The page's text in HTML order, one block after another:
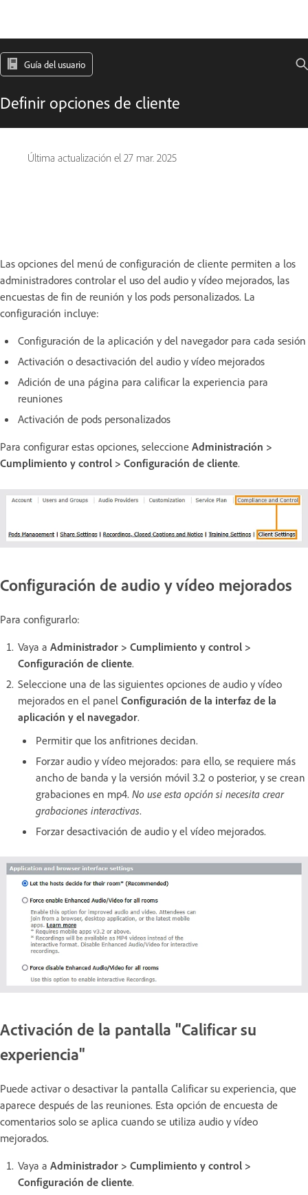
Guía del usuario
Definir opciones de cliente
Última actualización el 27 mar. 2025
Las opciones del menú de configuración de cliente permiten a los
administradores controlar el uso del audio y vídeo mejorados, las
encuestas de fin de reunión y los pods personalizados. La
configuración incluye:
Configuración de la aplicación y del navegador para cada sesión
Activación o desactivación del audio y vídeo mejorados
Adición de una página para calificar la experiencia para
reuniones
Activación de pods personalizados
Para configurar estas opciones, seleccione Administración >
Cumplimiento y control > Configuración de cliente.
Configuración de audio y vídeo mejorados
Para configurarlo:
Vaya a Administrador > Cumplimiento y control >
Configuración de cliente.
Seleccione una de las siguientes opciones de audio y vídeo
mejorados en el panel Configuración de la interfaz de la
aplicación y el navegador.
Permitir que los anfitriones decidan.
Forzar audio y vídeo mejorados: para ello, se requiere más
ancho de banda y la versión móvil 3.2 o posterior, y se crean
grabaciones en mp4. No use esta opción si necesita crear
grabaciones interactivas.
Forzar desactivación de audio y el vídeo mejorados.
Activación de la pantalla "Calificar su
experiencia"
Puede activar o desactivar la pantalla Calificar su experiencia, que
aparece después de las reuniones. Esta opción de encuesta de
comentarios solo se aplica cuando se utiliza audio y vídeo
mejorados.
Vaya a Administrador > Cumplimiento y control >
Configuración de cliente.